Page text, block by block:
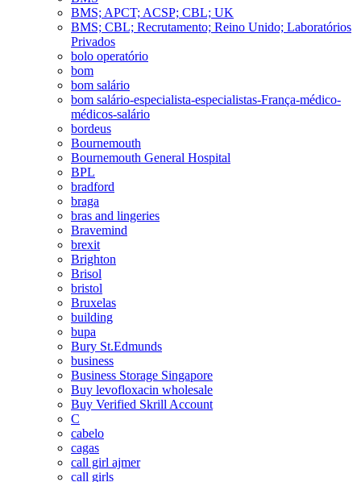
BMS; APCT; ACSP; CBL; UK
BMS; CBL; Recrutamento; Reino Unido; Laboratórios
Privados
bolo operatório
bom
bom salário
bom salário-especialista-especialistas-França-médico-
médicos-salário
bordeus
Bournemouth
Bournemouth General Hospital
BPL
bradford
braga
bras and lingeries
Bravemind
brexit
Brighton
Brisol
bristol
Bruxelas
building
bupa
Bury St.Edmunds
business
Business Storage Singapore
Buy levofloxacin wholesale
Buy Verified Skrill Account
C
cabelo
cagas
call girl ajmer
call girls